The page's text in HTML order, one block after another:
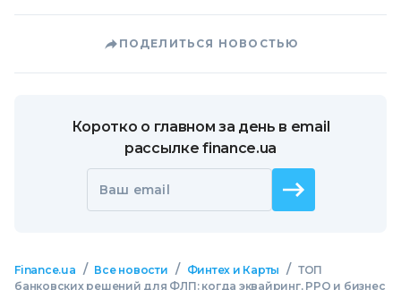
ПОДЕЛИТЬСЯ НОВОСТЬЮ
Коротко о главном за день в email
рассылке finance.ua
Ваш email
Finance.ua / Все новости / Финтех и Карты / ТОП
банковских решений для ФЛП: когда эквайринг, РРО и бизнес